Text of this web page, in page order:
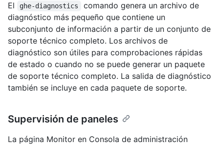
El ghe-diagnostics
comando genera un archivo de
diagnóstico más pequeño que contiene un
subconjunto de información a partir de un conjunto de
soporte técnico completo. Los archivos de
diagnóstico son útiles para comprobaciones rápidas
de estado o cuando no se puede generar un paquete
de soporte técnico completo. La salida de diagnóstico
también se incluye en cada paquete de soporte.
Supervisión de paneles
La página Monitor en Consola de administración